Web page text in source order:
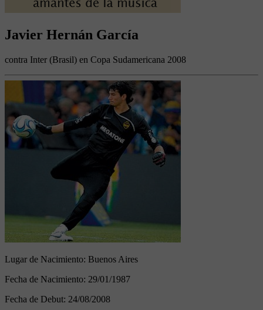
Javier Hernán García
contra Inter (Brasil) en Copa Sudamericana 2008
Lugar de Nacimiento: Buenos Aires
Fecha de Nacimiento: 29/01/1987
Fecha de Debut: 24/08/2008